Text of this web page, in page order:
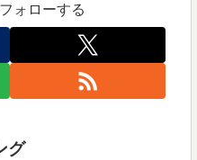
ォローする
グ